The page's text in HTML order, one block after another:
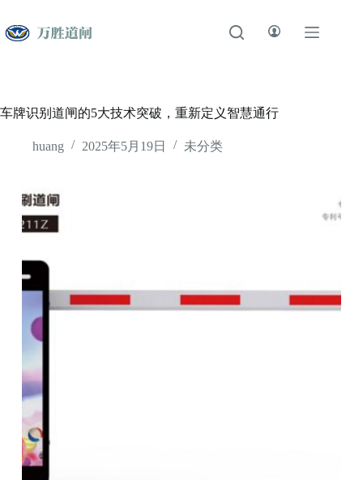
至
内
车牌识别道闸的5大技术突破，重新定义智慧通行
huang 2025年5月19日 未分类